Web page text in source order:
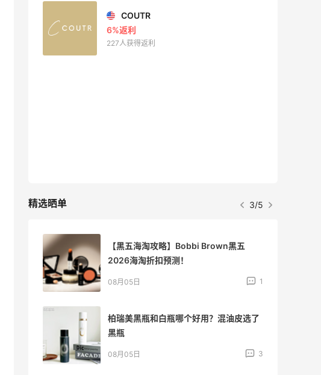
COUTR
6%返利
227人获得返利
精选晒单 3/5
【黑五海淘攻略】Bobbi Brown黑五
2026海淘折扣预测！
08月05日 1
柏瑞美黑瓶和白瓶哪个好用？混油皮选了
黑瓶
08月05日 3